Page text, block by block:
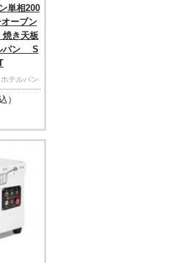
単相200
ーブン
焼き天板
パン S
テルパン
）